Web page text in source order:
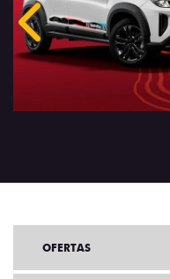
Anterior
OFERTAS